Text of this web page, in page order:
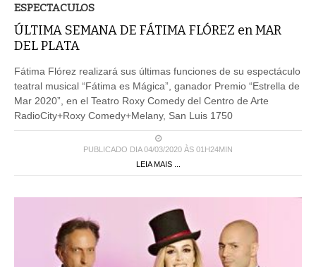
ESPECTACULOS
ÚLTIMA SEMANA DE FÁTIMA FLÓREZ en MAR
DEL PLATA
Fátima Flórez realizará sus últimas funciones de su espectáculo
teatral musical “Fátima es Mágica”, ganador Premio “Estrella de
Mar 2020”, en el Teatro Roxy Comedy del Centro de Arte
RadioCity+Roxy Comedy+Melany, San Luis 1750
PUBLICADO DIA 04/03/2020 ÀS 01H24MIN
LEIA MAIS ...